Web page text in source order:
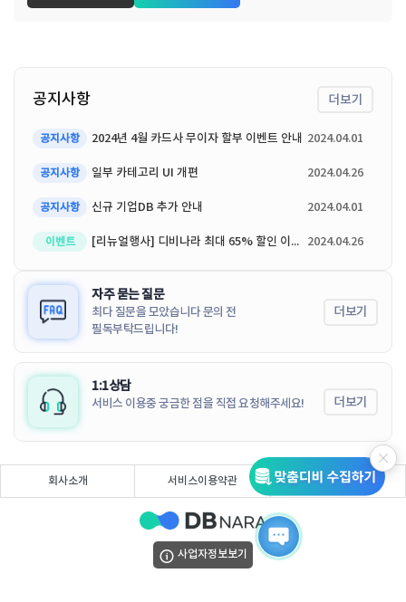
공지사항 더보기
공지사항 2024년 4월 카드사 무이자 할부 이벤트 안내 2024.04.01
공지사항 일부 카테고리 UI 개편 2024.04.26
공지사항 신규 기업DB 추가 안내 2024.04.01
이벤트 [리뉴얼행사] 디비나라 최대 65% 할인 이벤트 2024.04.26
자주 묻는 질문
최다 질문을 모았습니다 문의 전
필독부탁드립니다!
더보기
1:1상담
서비스 이용중 궁금한 점을 직접 요청해주세요! 더보기
회사소개 서비스이용약관 개인정보처리방침
사업자정보보기